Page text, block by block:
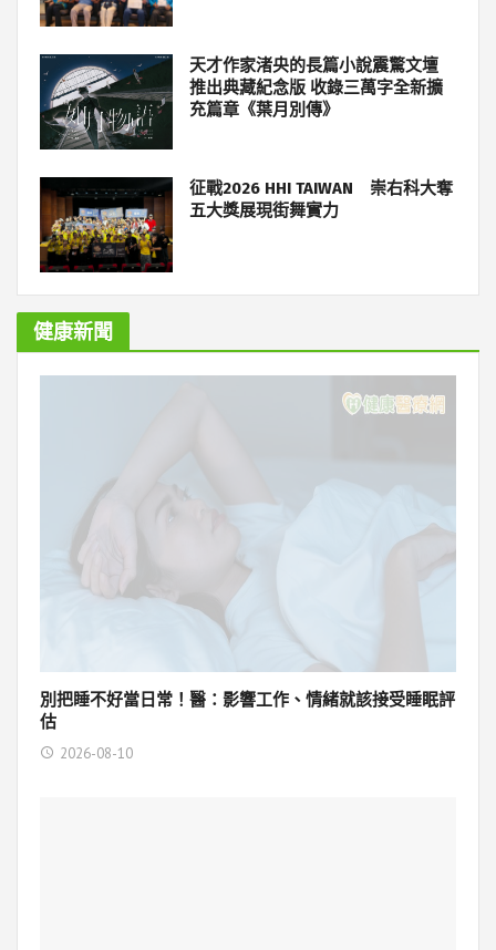
天才作家渚央的長篇小說震驚文壇
推出典藏紀念版 收錄三萬字全新擴
充篇章《葉月別傳》
征戰2026 HHI TAIWAN 崇右科大奪
五大獎展現街舞實力
健康新聞
別把睡不好當日常！醫：影響工作、情緒就該接受睡眠評
估
2026-08-10